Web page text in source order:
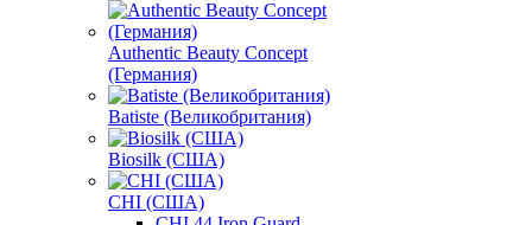
Authentic Beauty Concept
(Германия)
Batiste (Великобритания)
Biosilk (США)
CHI (США)